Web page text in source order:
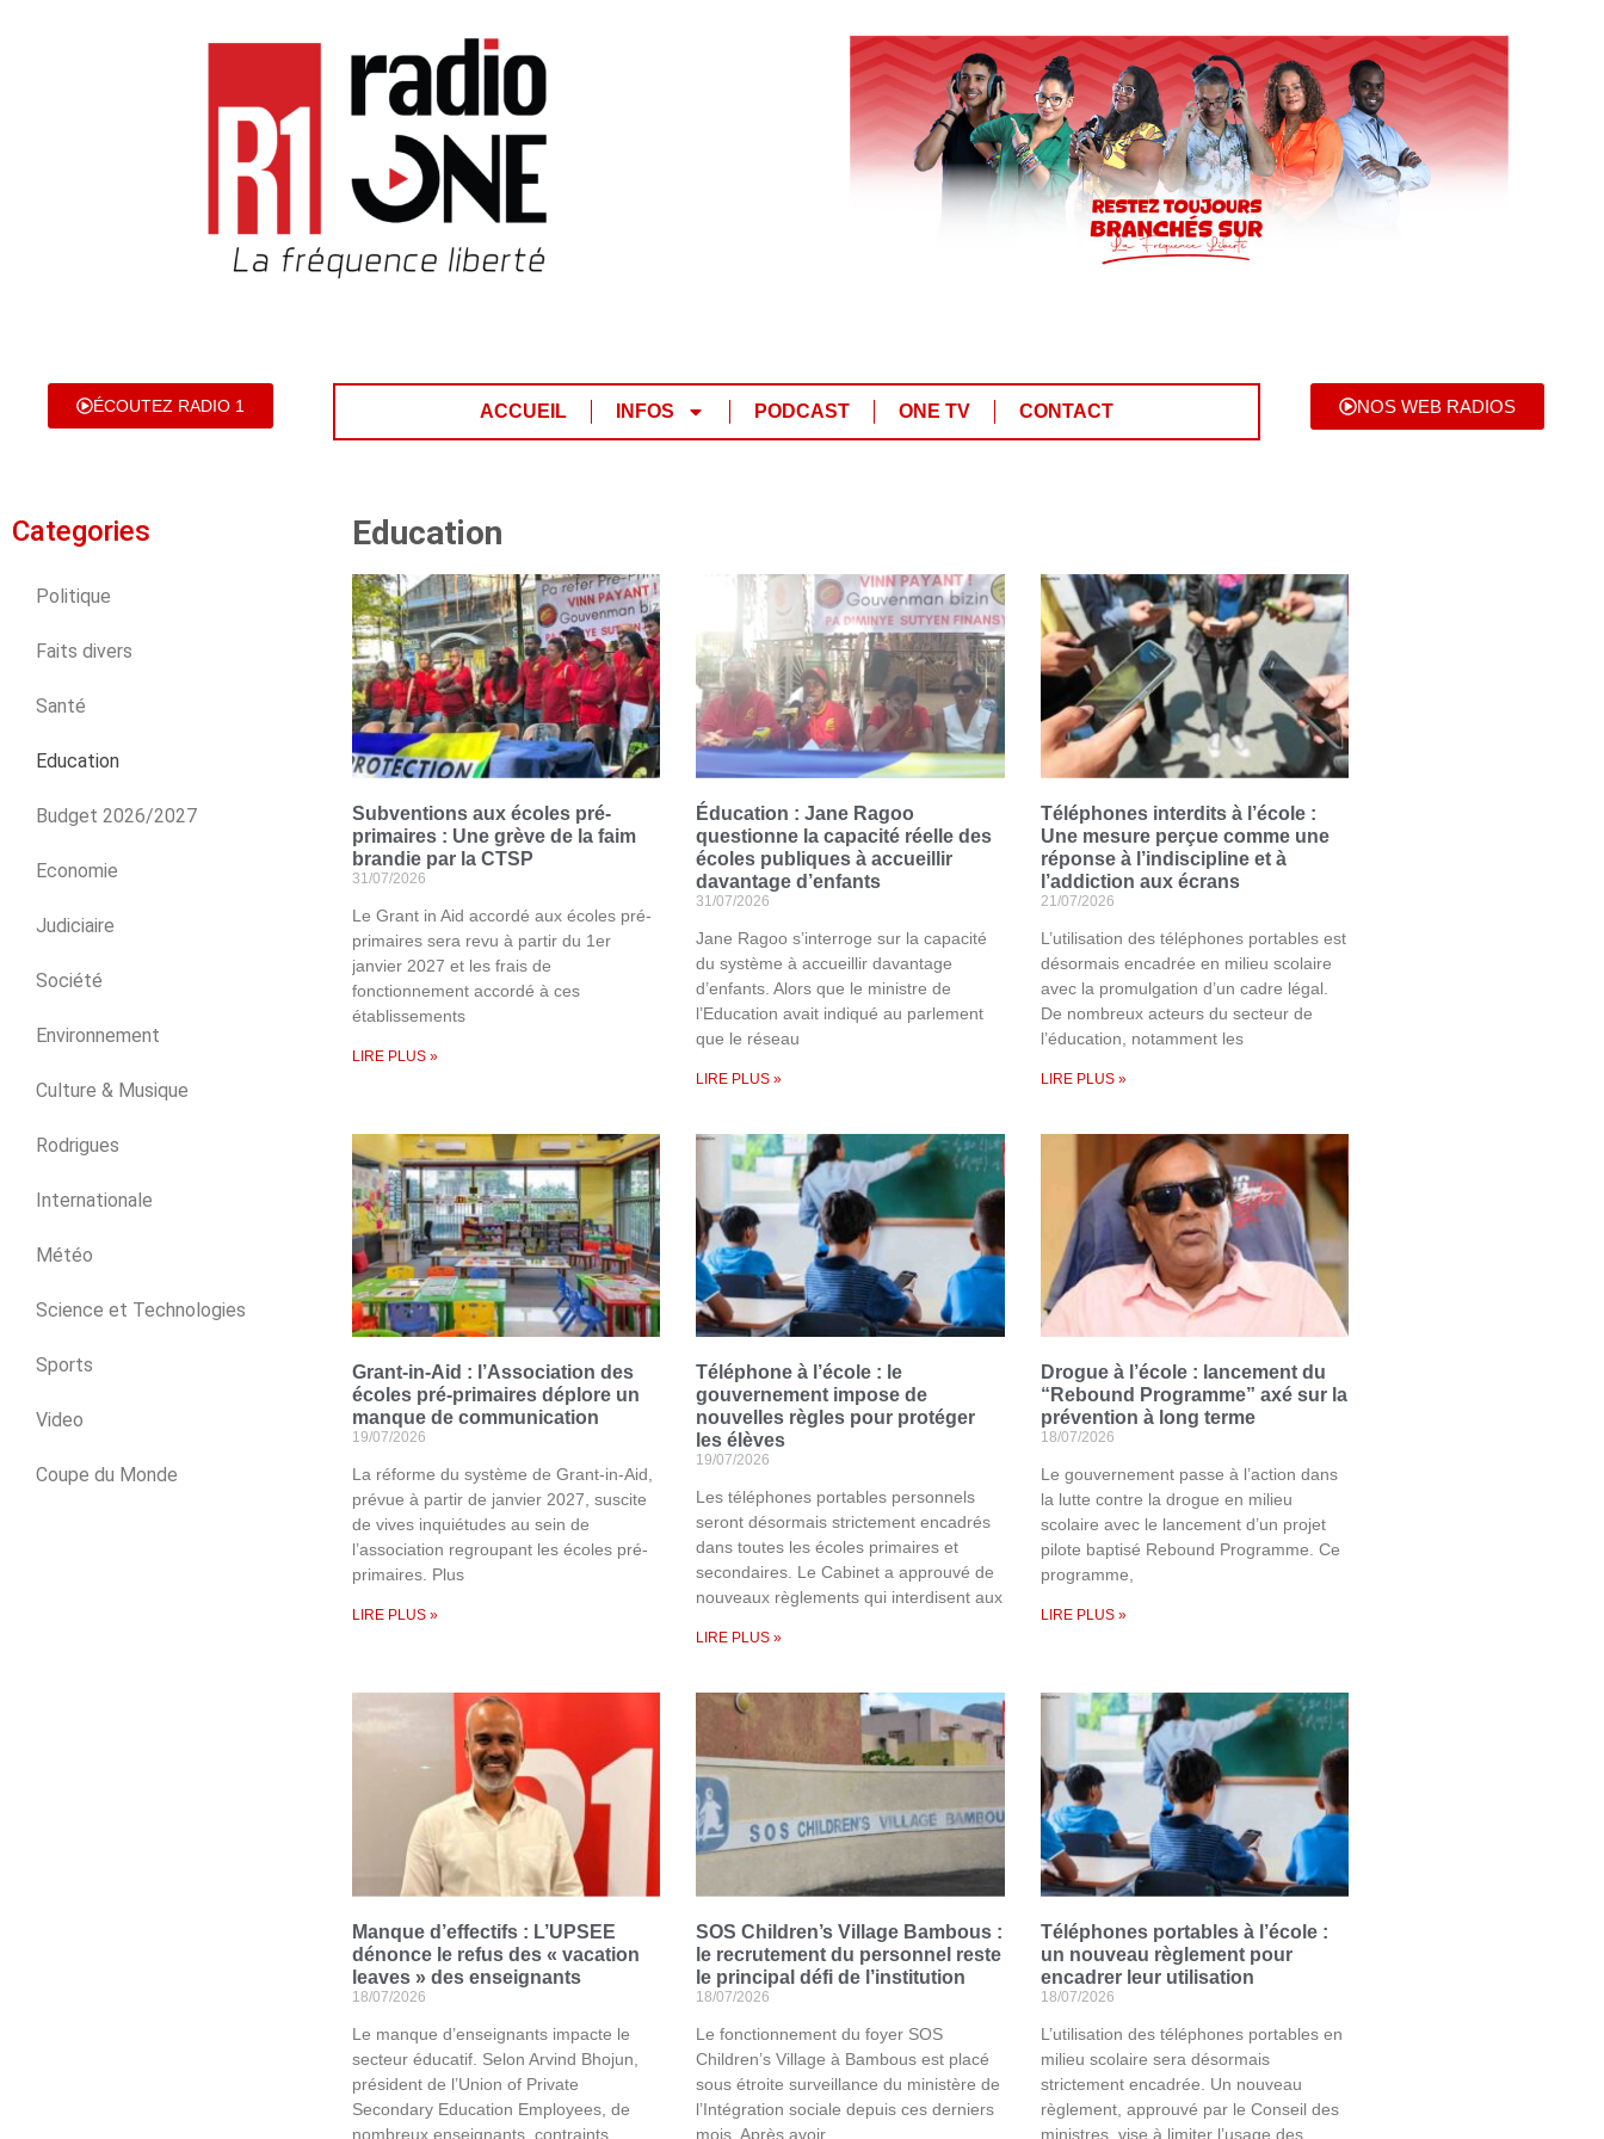
ÉCOUTEZ RADIO 1 ACCUEIL INFOS PODCAST ONE TV CONTACT NOS WEB RADIOS
Categories
Politique
Faits divers
Santé
Education
Budget 2026/2027
Economie
Judiciaire
Société
Environnement
Culture & Musique
Rodrigues
Internationale
Météo
Science et Technologies
Sports
Video
Coupe du Monde
Education
Subventions aux écoles pré-
primaires : Une grève de la faim
brandie par la CTSP
31/07/2026
Le Grant in Aid accordé aux écoles pré-
primaires sera revu à partir du 1er
janvier 2027 et les frais de
fonctionnement accordé à ces
établissements
LIRE PLUS »
Éducation : Jane Ragoo
questionne la capacité réelle des
écoles publiques à accueillir
davantage d’enfants
31/07/2026
Jane Ragoo s’interroge sur la capacité
du système à accueillir davantage
d’enfants. Alors que le ministre de
l’Education avait indiqué au parlement
que le réseau
LIRE PLUS »
Téléphones interdits à l’école :
Une mesure perçue comme une
réponse à l’indiscipline et à
l’addiction aux écrans
21/07/2026
L’utilisation des téléphones portables est
désormais encadrée en milieu scolaire
avec la promulgation d’un cadre légal.
De nombreux acteurs du secteur de
l’éducation, notamment les
LIRE PLUS »
Grant-in-Aid : l’Association des
écoles pré-primaires déplore un
manque de communication
19/07/2026
La réforme du système de Grant-in-Aid,
prévue à partir de janvier 2027, suscite
de vives inquiétudes au sein de
l’association regroupant les écoles pré-
primaires. Plus
LIRE PLUS »
Téléphone à l’école : le
gouvernement impose de
nouvelles règles pour protéger
les élèves
19/07/2026
Les téléphones portables personnels
seront désormais strictement encadrés
dans toutes les écoles primaires et
secondaires. Le Cabinet a approuvé de
nouveaux règlements qui interdisent aux
LIRE PLUS »
Drogue à l’école : lancement du
“Rebound Programme” axé sur la
prévention à long terme
18/07/2026
Le gouvernement passe à l’action dans
la lutte contre la drogue en milieu
scolaire avec le lancement d’un projet
pilote baptisé Rebound Programme. Ce
programme,
LIRE PLUS »
Manque d’effectifs : L’UPSEE
dénonce le refus des « vacation
leaves » des enseignants
18/07/2026
Le manque d’enseignants impacte le
secteur éducatif. Selon Arvind Bhojun,
président de l’Union of Private
Secondary Education Employees, de
nombreux enseignants, contraints
SOS Children’s Village Bambous :
le recrutement du personnel reste
le principal défi de l’institution
18/07/2026
Le fonctionnement du foyer SOS
Children’s Village à Bambous est placé
sous étroite surveillance du ministère de
l’Intégration sociale depuis ces derniers
mois. Après avoir
Téléphones portables à l’école :
un nouveau règlement pour
encadrer leur utilisation
18/07/2026
L’utilisation des téléphones portables en
milieu scolaire sera désormais
strictement encadrée. Un nouveau
règlement, approuvé par le Conseil des
ministres, vise à limiter l’usage des